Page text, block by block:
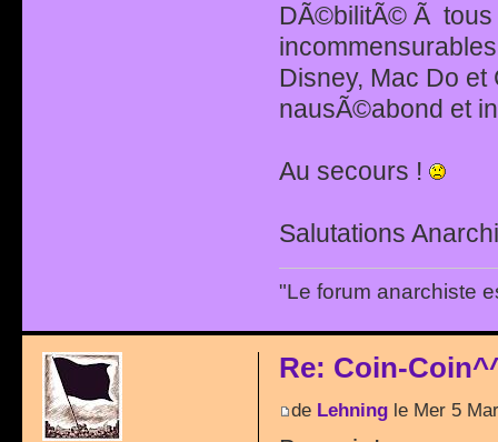
DÃ©bilitÃ© Ã tous
Disney, Mac Do
nausÃ©abond et
Au secours !
Salutations
"Le forum anarchiste
Re: Coin-
de Lehningle Mer 5